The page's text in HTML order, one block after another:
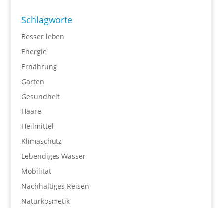
Schlagworte
Besser leben
Energie
Ernährung
Garten
Gesundheit
Haare
Heilmittel
Klimaschutz
Lebendiges Wasser
Mobilität
Nachhaltiges Reisen
Naturkosmetik